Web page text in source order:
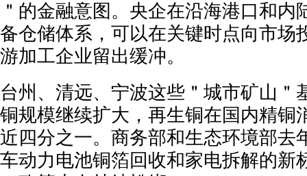
＂的金融意图。央企在沿海港口和内
备仓储体系，可以在关键时点向市场
游加工企业留出缓冲。
台州、清远、宁波这些＂城市矿山＂
铜规模继续扩大，再生铜在国内精铜
近四分之一。商务部和生态环境部去
车动力电池铜箔回收和家电拆解的新